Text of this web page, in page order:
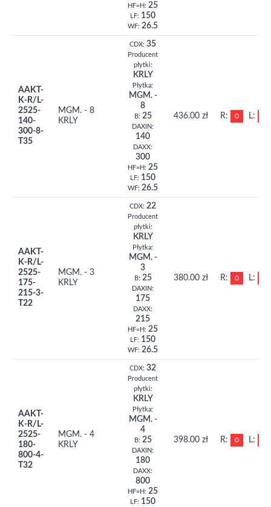
HF=H: 25
LF: 150
WF: 26.5
AAKT-
K-R/L-
2525-
140-
300-8-
T35
MGM. - 8
KRLY
CDX: 35
Producent
płytki:
KRLY
Płytka:
MGM. -
8
B: 25
DAXIN:
140
DAXX:
300
HF=H: 25
LF: 150
WF: 26.5
436.00 zł R: 0 L:
AAKT-
K-R/L-
2525-
175-
215-3-
T22
MGM. - 3
KRLY
CDX: 22
Producent
płytki:
KRLY
Płytka:
MGM. -
3
B: 25
DAXIN:
175
DAXX:
215
HF=H: 25
LF: 150
WF: 26.5
380.00 zł R: 0 L:
AAKT-
K-R/L-
2525-
180-
800-4-
T32
MGM. - 4
KRLY
CDX: 32
Producent
płytki:
KRLY
Płytka:
MGM. -
4
B: 25
DAXIN:
180
DAXX:
800
HF=H: 25
LF: 150
398.00 zł R: 0 L: